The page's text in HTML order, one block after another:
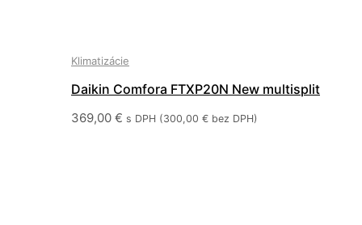
Klimatizácie
Daikin Comfora FTXP20N New multisplit
369,00 € s DPH (300,00 € bez DPH)